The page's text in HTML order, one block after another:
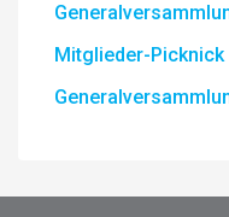
Mitglieder-Picknick